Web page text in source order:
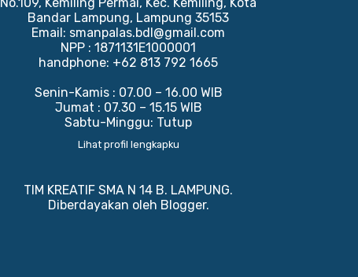
Bandar Lampung, Lampung 35153
Email: smanpalas.bdl@gmail.com
NPP : 1871131E1000001
handphone: +62 813 792 1665
Senin-Kamis : 07.00 – 16.00 WIB
Jumat : 07.30 – 15.15 WIB
Sabtu-Minggu: Tutup
Lihat profil lengkapku
TIM KREATIF SMA N 14 B. LAMPUNG.
Diberdayakan oleh Blogger.